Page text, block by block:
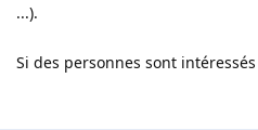
...).
Si des personnes sont